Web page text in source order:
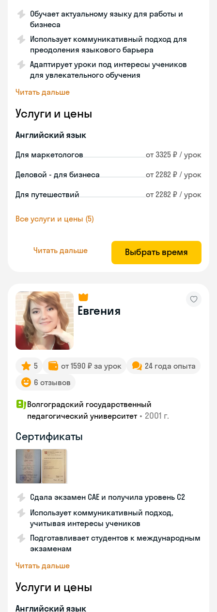
Обучает актуальному языку для работы и
бизнеса
Использует коммуникативный подход для
преодоления языкового барьера
Адаптирует уроки под интересы учеников
для увлекательного обучения
Читать дальше
Услуги и цены
Английский язык
Для маркетологов от 3325 ₽ / урок
Деловой - для бизнеса от 2282 ₽ / урок
Для путешествий от 2282 ₽ / урок
Все услуги и цены (5)
Читать дальше Выбрать время
Евгения
5 от 1590 ₽ за урок
24 года опыта
6 отзывов
Волгоградский государственный
педагогический университет • 2001 г.
Сертификаты
Сдала экзамен CAE и получила уровень С2
Использует коммуникативный подход,
учитывая интересы учеников
Подготавливает студентов к международным
экзаменам
Читать дальше
Услуги и цены
Английский язык